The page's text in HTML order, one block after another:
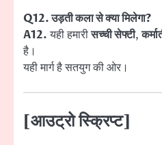
Q12. उड़ती कला से क्या मिलेगा?
A12.यही हमारीसच्ची सेफ्टी,
है।
यही मार्ग है सतयुग की ओर।
[आउट्रो स्क्रिप्ट]